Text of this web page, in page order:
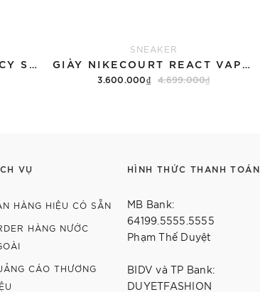
SNEAKER
3.600.000₫ 4.699.000₫
VỤ
HÀNG HIỆU CÓ SẴN
HÀNG NƯỚC
CÁO THƯƠNG
HÌNH THỨC THANH TOÁN
MB Bank:
64199.5555.5555
Phạm Thế Duyệt
BIDV và TP Bank:
DUYETFASHION